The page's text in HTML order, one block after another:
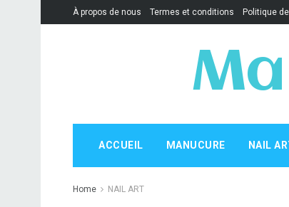
À propos de nous Termes et conditions Politique
ACCUEIL MANUCURE NAIL
Home NAIL ART